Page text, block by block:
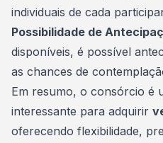
individuais de cada
Possibilidade de
disponíveis, é possível
as chances de
Em resumo, o consórcio é
interessante para adquirir
oferecendo flexibilidade,